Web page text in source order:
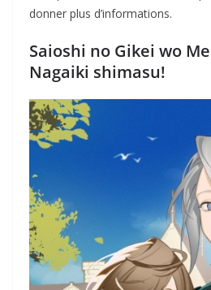
donner plus d’informations.
Saioshi no Gikei wo
Nagaiki shimasu!